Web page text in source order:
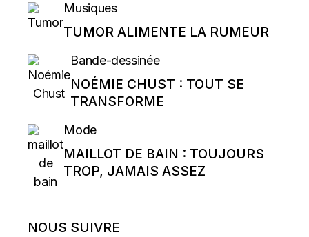
Musiques
TUMOR ALIMENTE LA RUMEUR
Bande-dessinée
NOÉMIE CHUST : TOUT SE
TRANSFORME
Mode
MAILLOT DE BAIN : TOUJOURS
TROP, JAMAIS ASSEZ
NOUS SUIVRE